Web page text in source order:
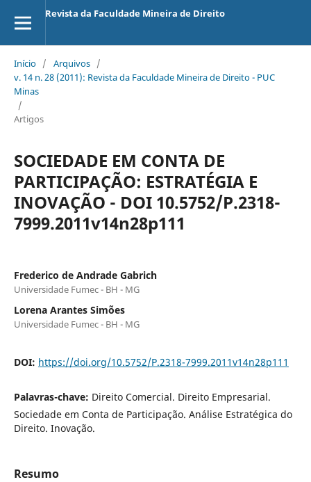
Revista da Faculdade Mineira de Direito
Início / Arquivos /
v. 14 n. 28 (2011): Revista da Faculdade Mineira de Direito - PUC
Minas
/
Artigos
SOCIEDADE EM CONTA DE
PARTICIPAÇÃO: ESTRATÉGIA E
INOVAÇÃO - DOI 10.5752/P.2318-
7999.2011v14n28p111
Frederico de Andrade Gabrich
Universidade Fumec - BH - MG
Lorena Arantes Simões
Universidade Fumec - BH - MG
DOI: https://doi.org/10.5752/P.2318-7999.2011v14n28p111
Palavras-chave: Direito Comercial. Direito Empresarial.
Sociedade em Conta de Participação. Análise Estratégica do
Direito. Inovação.
Resumo